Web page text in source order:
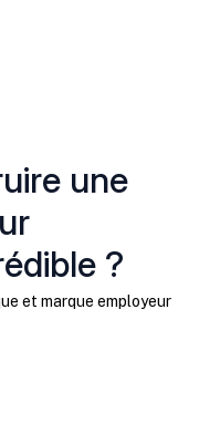
une
?
et marque employeur